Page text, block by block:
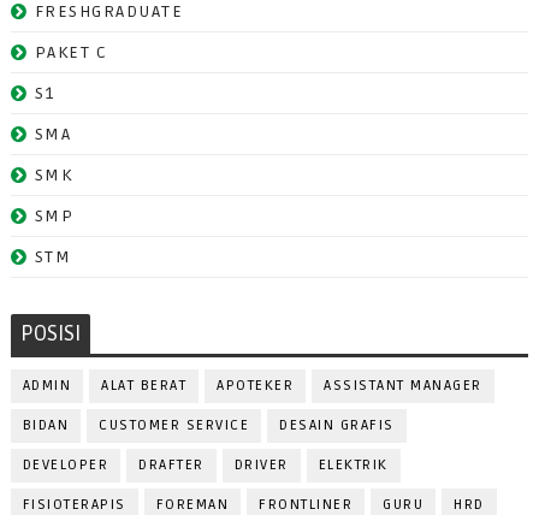
FRESHGRADUATE
PAKET C
S1
SMA
SMK
SMP
STM
POSISI
ADMIN ALAT BERAT APOTEKER ASSISTANT MANAGER
BIDAN CUSTOMER SERVICE DESAIN GRAFIS
DEVELOPER DRAFTER DRIVER ELEKTRIK
FISIOTERAPIS FOREMAN FRONTLINER GURU HRD